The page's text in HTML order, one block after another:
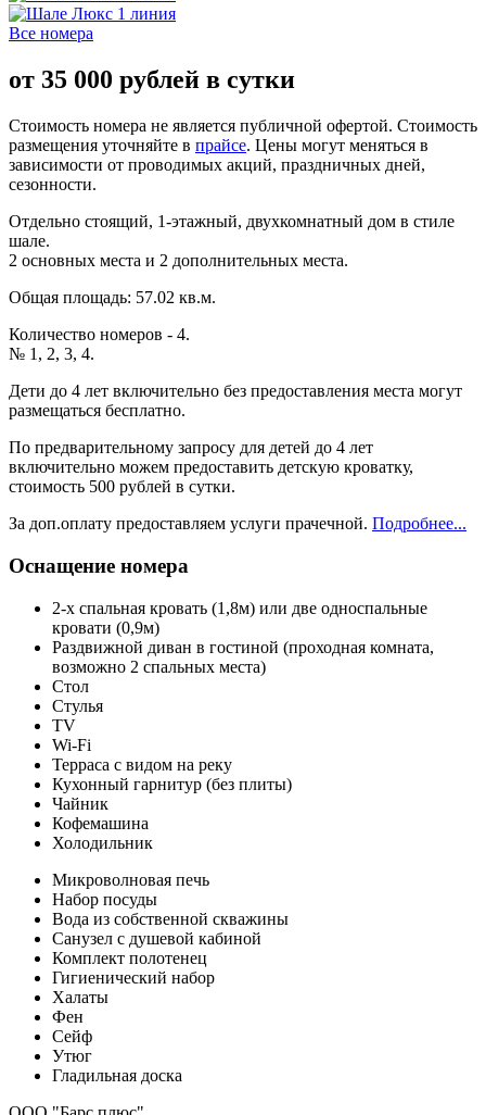
Все номера
от 35 000 рублей в сутки
Стоимость номера не является публичной офертой. Стоимость
размещения уточняйте в прайсе. Цены могут меняться в
зависимости от проводимых акций, праздничных дней,
сезонности.
Отдельно стоящий, 1-этажный, двухкомнатный дом в стиле
шале.
2 основных места и 2 дополнительных места.
Общая площадь: 57.02 кв.м.
Количество номеров - 4.
№ 1, 2, 3, 4.
Дети до 4 лет включительно без предоставления места могут
размещаться бесплатно.
По предварительному запросу для детей до 4 лет
включительно можем предоставить детскую кроватку,
стоимость 500 рублей в сутки.
За доп.оплату предоставляем услуги прачечной. Подробнее...
Оснащение номера
2-х спальная кровать (1,8м) или две односпальные
кровати (0,9м)
Раздвижной диван в гостиной (проходная комната,
возможно 2 спальных места)
Стол
Стулья
TV
Wi-Fi
Терраса с видом на реку
Кухонный гарнитур (без плиты)
Чайник
Кофемашина
Холодильник
Микроволновая печь
Набор посуды
Вода из собственной скважины
Санузел с душевой кабиной
Комплект полотенец
Гигиенический набор
Халаты
Фен
Сейф
Утюг
Гладильная доска